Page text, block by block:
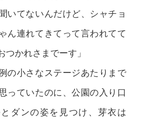
いてないんだけど、シャチョ
ん連れてきてって言われてて
かれさまでーす」
の小さなステージあたりまで
っていたのに、公園の入り口
ダンの姿を見つけ、芽衣は